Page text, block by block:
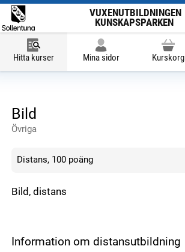
VUXENUTBILDNINGEN
KUNSKAPSPARKEN
Hitta kurser Mina sidor Kurskorg
Bild
Övriga
Distans, 100 poäng
Bild, distans
Information om distansutbildning